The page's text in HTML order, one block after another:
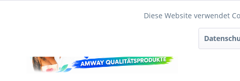
Diese Website verwendet